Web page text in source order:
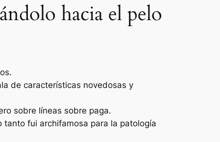
hacia el pelo
de características novedosas y
sobre líneas sobre paga.
fui archifamosa para la patologí­a